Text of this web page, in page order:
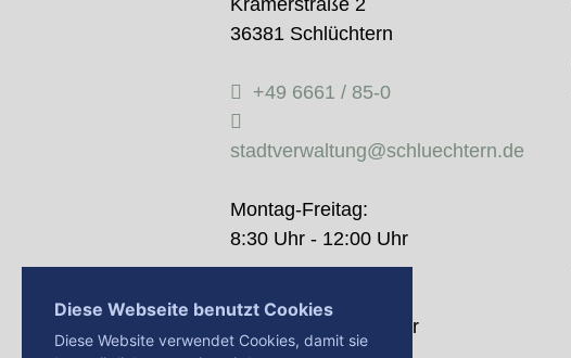
Krämerstraße 2
36381 Schlüchtern
+49 6661 / 85-0
stadtverwaltung@schluechtern.de
Montag-Freitag:
8:30 Uhr - 12:00 Uhr
Donnerstag:
14:00 Uhr - 18:00 Uhr
Diese Webseite benutzt Cookies
Diese Website verwendet Cookies, damit sie